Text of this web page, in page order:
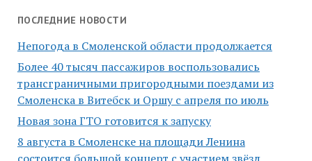
ПОСЛЕДНИЕ НОВОСТИ
Непогода в Смоленской области продолжается
Более 40 тысяч пассажиров воспользовались
трансграничными пригородными поездами из
Смоленска в Витебск и Оршу с апреля по июль
Новая зона ГТО готовится к запуску
8 августа в Смоленске на площади Ленина